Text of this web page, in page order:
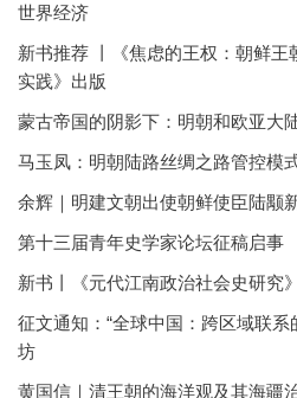
世界经济
新书推荐 丨《焦虑的王权：朝鲜王
实践》出版
蒙古帝国的阴影下：明朝和欧亚大
马玉凤：明朝陆路丝绸之路管控模
余辉｜明建文朝出使朝鲜使臣陆颙
第十三届青年史学家论坛征稿启事
新书丨《元代江南政治社会史研究》
征文通知：“全球中国：跨区域联
坊
黄国信｜清王朝的海洋观及其海疆